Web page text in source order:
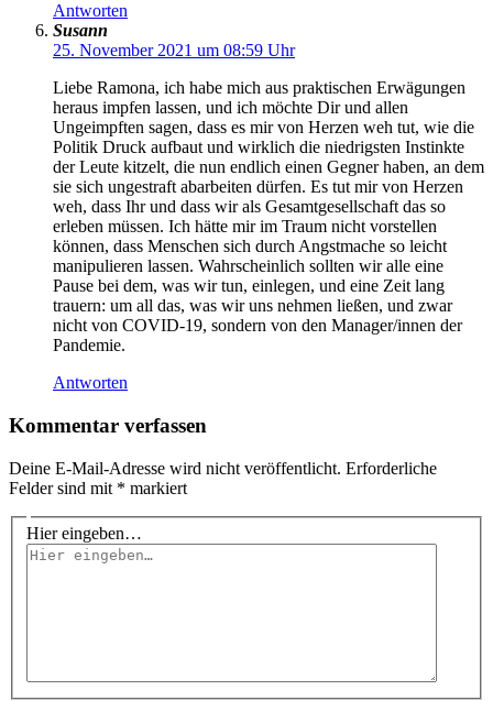
Antworten
Susann
25. November 2021 um 08:59 Uhr
Liebe Ramona, ich habe mich aus praktischen Erwägungen
heraus impfen lassen, und ich möchte Dir und allen
Ungeimpften sagen, dass es mir von Herzen weh tut, wie die
Politik Druck aufbaut und wirklich die niedrigsten Instinkte
der Leute kitzelt, die nun endlich einen Gegner haben, an dem
sie sich ungestraft abarbeiten dürfen. Es tut mir von Herzen
weh, dass Ihr und dass wir als Gesamtgesellschaft das so
erleben müssen. Ich hätte mir im Traum nicht vorstellen
können, dass Menschen sich durch Angstmache so leicht
manipulieren lassen. Wahrscheinlich sollten wir alle eine
Pause bei dem, was wir tun, einlegen, und eine Zeit lang
trauern: um all das, was wir uns nehmen ließen, und zwar
nicht von COVID-19, sondern von den Manager/innen der
Pandemie.
Antworten
Kommentar verfassen
Deine E-Mail-Adresse wird nicht veröffentlicht. Erforderliche
Felder sind mit * markiert
Hier eingeben…